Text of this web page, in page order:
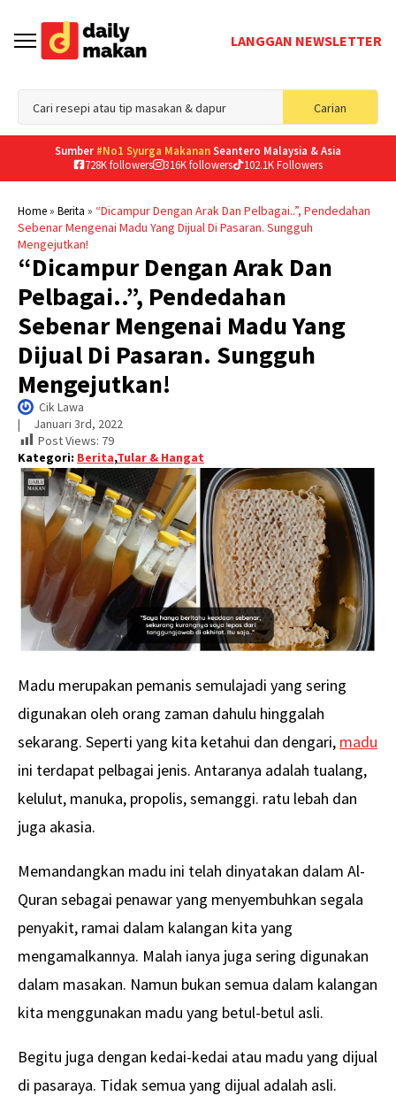
LANGGAN NEWSLETTER
Carian
for:
Sumber #No1 Syurga MakananSeantero Malaysia & Asia
728K followers
316K followers 102.1K Followers
Home» Berita » “Dicampur Dengan Arak Dan Pelbagai..”, Pendedahan
Sebenar Mengenai Madu Yang Dijual Di Pasaran. Sungguh
Mengejutkan!
“Dicampur Dengan Arak Dan
Pelbagai..”, Pendedahan
Sebenar Mengenai Madu Yang
Dijual Di Pasaran. Sungguh
Mengejutkan!
Cik Lawa
| Januari 3rd, 2022
Post Views: 79
Kategori: Berita,Tular & Hangat
Madu merupakan pemanis semulajadi yang sering
digunakan oleh orang zaman dahulu hinggalah
sekarang. Seperti yang kita ketahui dan dengari, madu
ini terdapat pelbagai jenis. Antaranya adalah tualang,
kelulut, manuka, propolis, semanggi. ratu lebah dan
juga akasia.
Memandangkan madu ini telah dinyatakan dalam Al-
Quran sebagai penawar yang menyembuhkan segala
penyakit, ramai dalam kalangan kita yang
mengamalkannya. Malah ianya juga sering digunakan
dalam masakan. Namun bukan semua dalam kalangan
kita menggunakan madu yang betul-betul asli.
Begitu juga dengan kedai-kedai atau madu yang dijual
di pasaraya. Tidak semua yang dijual adalah asli.